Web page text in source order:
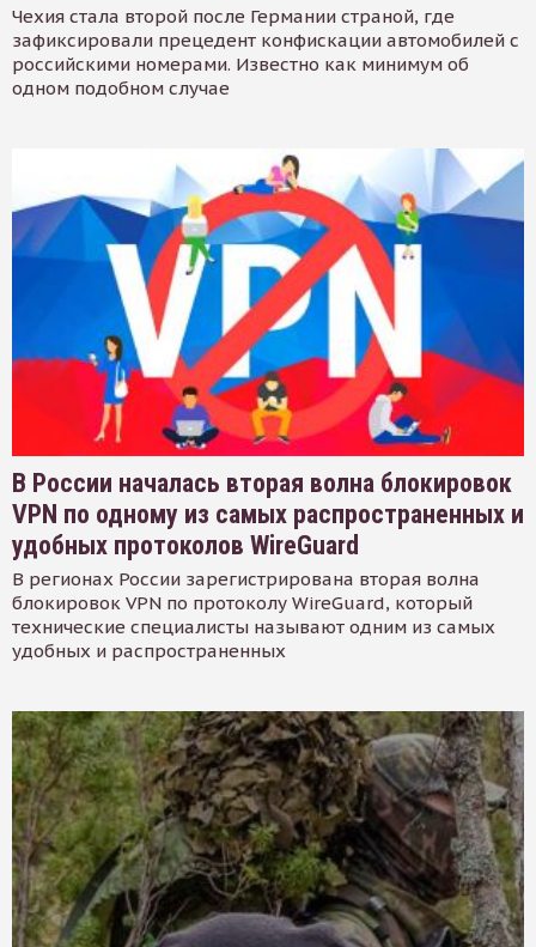
Чехия стала второй после Германии страной, где
зафиксировали прецедент конфискации автомобилей с
российскими номерами. Известно как минимум об
одном подобном случае
В России началась вторая волна блокировок
VPN по одному из самых распространенных и
удобных протоколов WireGuard
В регионах России зарегистрирована вторая волна
блокировок VPN по протоколу WireGuard, который
технические специалисты называют одним из самых
удобных и распространенных